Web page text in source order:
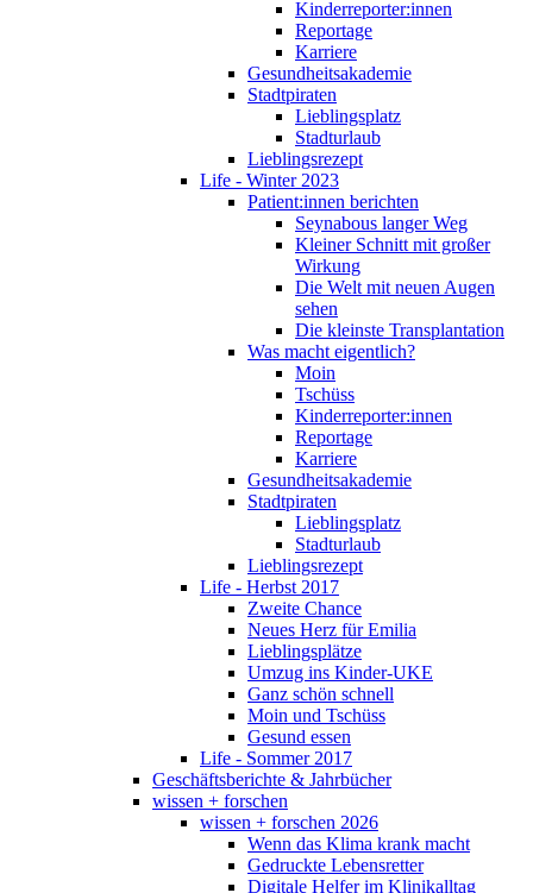
Kinderreporter:innen
Reportage
Karriere
Gesundheitsakademie
Stadtpiraten
Lieblingsplatz
Stadturlaub
Lieblingsrezept
Life - Winter 2023
Patient:innen berichten
Seynabous langer Weg
Kleiner Schnitt mit großer
Wirkung
Die Welt mit neuen Augen
sehen
Die kleinste Transplantation
Was macht eigentlich?
Moin
Tschüss
Kinderreporter:innen
Reportage
Karriere
Gesundheitsakademie
Stadtpiraten
Lieblingsplatz
Stadturlaub
Lieblingsrezept
Life - Herbst 2017
Zweite Chance
Neues Herz für Emilia
Lieblingsplätze
Umzug ins Kinder-UKE
Ganz schön schnell
Moin und Tschüss
Gesund essen
Life - Sommer 2017
Geschäftsberichte & Jahrbücher
wissen + forschen
wissen + forschen 2026
Wenn das Klima krank macht
Gedruckte Lebensretter
Digitale Helfer im Klinikalltag